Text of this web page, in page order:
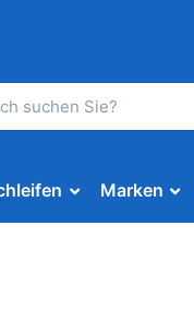
Marken